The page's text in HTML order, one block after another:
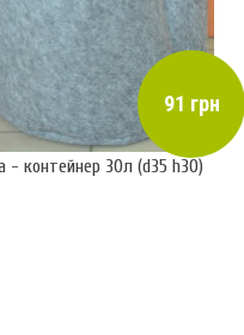
91 грн
- контейнер 30л (d35 h30)